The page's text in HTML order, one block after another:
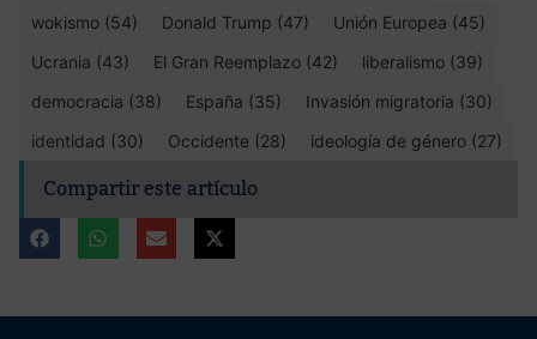
wokismo (54)
Donald Trump (47)
Unión Europea (45)
Ucrania (43)
El Gran Reemplazo (42)
liberalismo (39)
democracia (38)
España (35)
Invasión migratoria (30)
identidad (30)
Occidente (28) ideología de género (27)
Compartir este artículo